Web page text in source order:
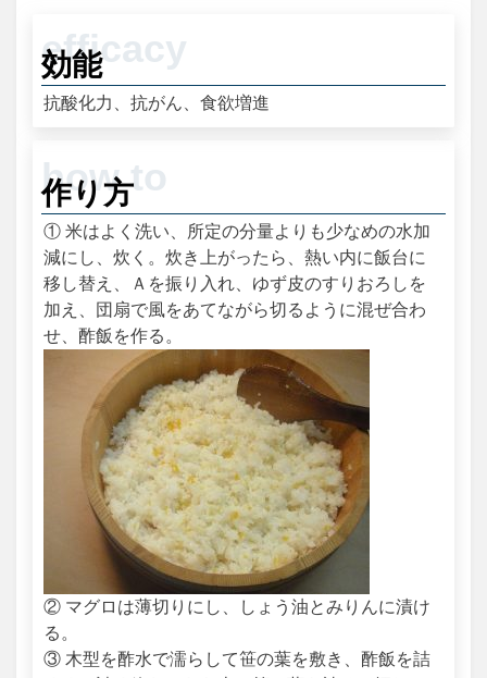
効能
抗酸化力、抗がん、食欲増進
作り方
① 米はよく洗い、所定の分量よりも少なめの水加
減にし、炊く。炊き上がったら、熱い内に飯台に
移し替え、Ａを振り入れ、ゆず皮のすりおろしを
加え、団扇で風をあてながら切るように混ぜ合わ
せ、酢飯を作る。
② マグロは薄切りにし、しょう油とみりんに漬け
る。
③ 木型を酢水で濡らして笹の葉を敷き、酢飯を詰